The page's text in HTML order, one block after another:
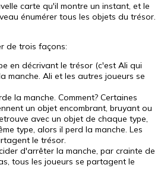
carte qu'il montre un instant, et le
énumérer tous les objets du trésor.
de trois façons:
en décrivant le trésor (c'est Ali qui
manche. Ali et les autres joueurs se
la manche. Comment? Certaines
un objet encombrant, bruyant ou
avec un objet de chaque type,
type, alors il perd la manche. Les
le trésor.
d'arrêter la manche, par crainte de
tous les joueurs se partagent le